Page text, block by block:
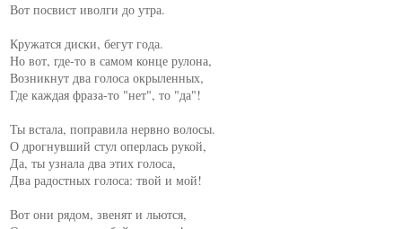
Вот посвист иволги до утра.
Кружатся диски, бегут года.
Но вот, где-то в самом конце рулона,
Возникнут два голоса окрыленных,
Где каждая фраза-то "нет", то "да"!
Ты встала, поправила нервно волосы.
О дрогнувший стул оперлась рукой,
Да, ты узнала два этих голоса,
Два радостных голоса: твой и мой!
Вот они рядом, звенят и льются,